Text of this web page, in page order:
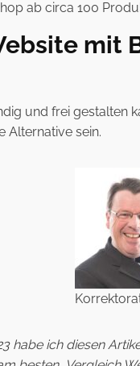
ab circa 100
mit
und frei gestalten
Alternative sein.
habe ich diesen